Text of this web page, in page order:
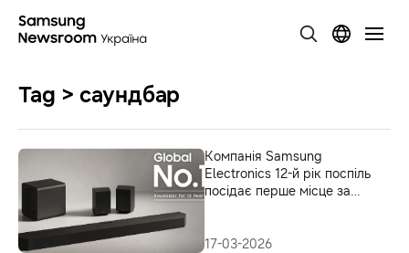
Tag > саундбар
Компанія Samsung
Electronics 12-й рік поспіль
посідає перше місце за
17-03-2026